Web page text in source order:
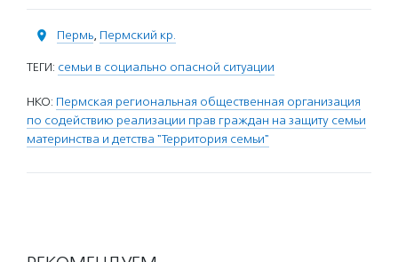
Пермь, Пермский кр.
ТЕГИ: семьи в социально опасной ситуации
НКО: Пермская региональная общественная организация
по содействию реализации прав граждан на защиту семьи
материнства и детства "Территория семьи"